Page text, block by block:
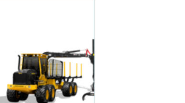
energikostnader. I en tid
där många söker...